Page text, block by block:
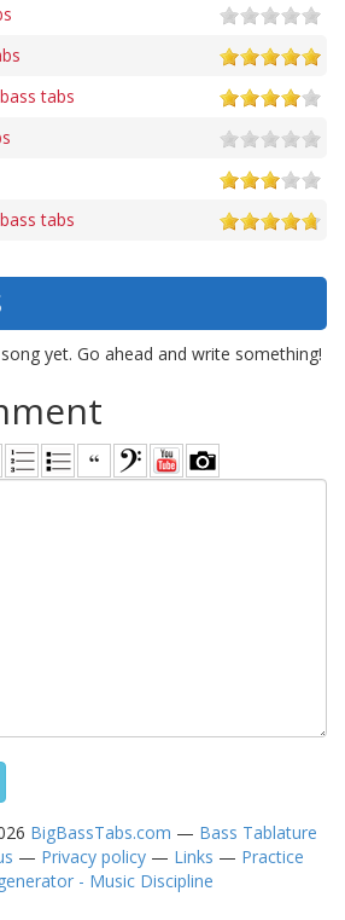
tabs
tabs
yet. Go ahead and write something!
BigBassTabs.com — Bass Tablature
— Privacy policy — Links — Practice
- Music Discipline